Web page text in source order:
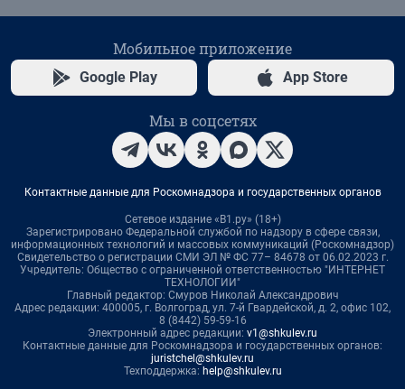
Мобильное приложение
Google Play App Store
Мы в соцсетях
Контактные данные для Роскомнадзора и государственных органов
Сетевое издание «В1.ру» (18+)
Зарегистрировано Федеральной службой по надзору в сфере связи,
информационных технологий и массовых коммуникаций (Роскомнадзор)
Свидетельство о регистрации СМИ ЭЛ № ФС 77– 84678 от 06.02.2023 г.
Учредитель: Общество с ограниченной ответственностью "ИНТЕРНЕТ
ТЕХНОЛОГИИ"
Главный редактор: Смуров Николай Александрович
Адрес редакции: 400005, г. Волгоград, ул. 7-й Гвардейской, д. 2, офис 102,
8 (8442) 59-59-16
Электронный адрес редакции: v1@shkulev.ru
Контактные данные для Роскомнадзора и государственных органов:
juristchel@shkulev.ru
Техподдержка: help@shkulev.ru